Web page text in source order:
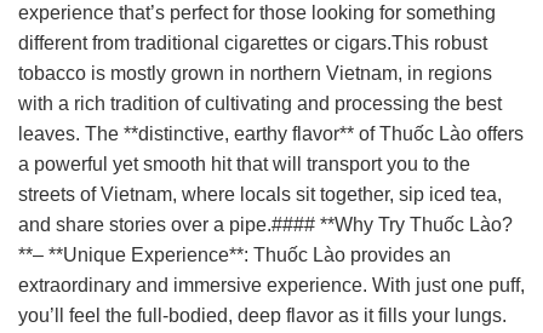
experience that’s perfect for those looking for something
different from traditional cigarettes or cigars.This robust
tobacco is mostly grown in northern Vietnam, in regions
with a rich tradition of cultivating and processing the best
leaves. The **distinctive, earthy flavor** of Thuốc Lào offers
a powerful yet smooth hit that will transport you to the
streets of Vietnam, where locals sit together, sip iced tea,
and share stories over a pipe.#### **Why Try Thuốc Lào?
**– **Unique Experience**: Thuốc Lào provides an
extraordinary and immersive experience. With just one puff,
you’ll feel the full-bodied, deep flavor as it fills your lungs.